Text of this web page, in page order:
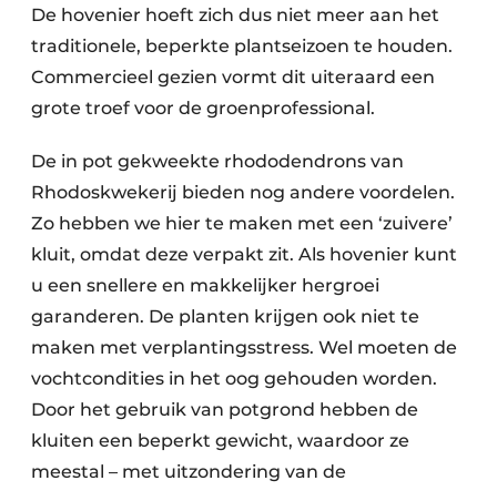
De hovenier hoeft zich dus niet meer aan het
traditionele, beperkte plantseizoen te houden.
Commercieel gezien vormt dit uiteraard een
grote troef voor de groenprofessional.
De in pot gekweekte rhododendrons van
Rhodoskwekerij bieden nog andere voordelen.
Zo hebben we hier te maken met een ‘zuivere’
kluit, omdat deze verpakt zit. Als hovenier kunt
u een snellere en makkelijker hergroei
garanderen. De planten krijgen ook niet te
maken met verplantingsstress. Wel moeten de
vochtcondities in het oog gehouden worden.
Door het gebruik van potgrond hebben de
kluiten een beperkt gewicht, waardoor ze
meestal – met uitzondering van de